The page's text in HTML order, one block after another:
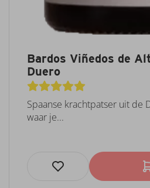
Bardos Viñedos de
Duero
Spaanse krachtpatser uit de
waar je...